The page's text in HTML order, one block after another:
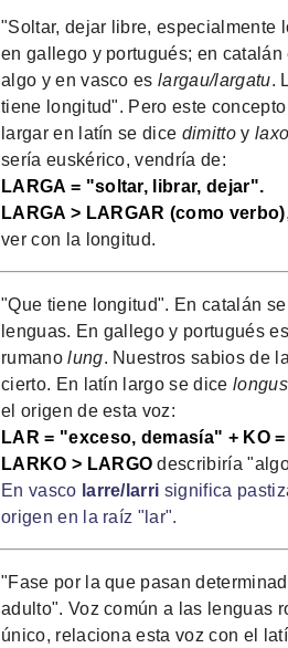
"Soltar, dejar libre, especialmente
en gallego y portugués; en
algo y en vasco eslargau/largatu.
tiene longitud". Pero este
largar en latín se dice dimittoy
sería euskérico, vendría de:
LARGA = "soltar, librar, dejar".
LARGA > LARGAR (como verbo)
ver con la longitud.
"Que tiene longitud". En catalán
lenguas. En gallego y portugués
rumanolung. Nuestros sabios de
cierto. En latín largo se dice longus
el origen de esta voz:
LAR = "exceso, demasía" + KO
LARKO > LARGO describiría
En vasco larre/larri significa
origen en la raíz "lar".
"Fase por la que pasan
adulto". Voz común a las lenguas
único, relaciona esta voz con el